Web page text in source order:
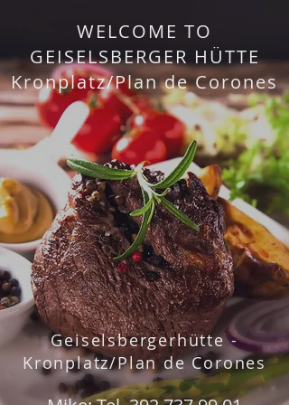
WELCOME TO
GEISELSBERGER HÜTTE
Kronplatz/Plan de Corones
Geiselsbergerhütte -
Kronplatz/Plan de Corones